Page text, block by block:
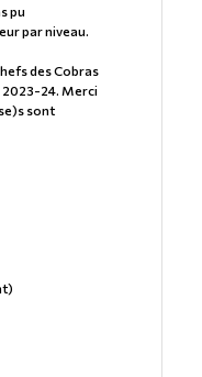
pu
par niveau.
des Cobras
2023-24. Merci
sont